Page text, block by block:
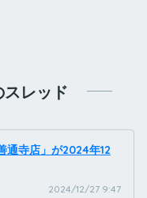
レッド
通寺店」が2024年12
2024/12/27 9:47